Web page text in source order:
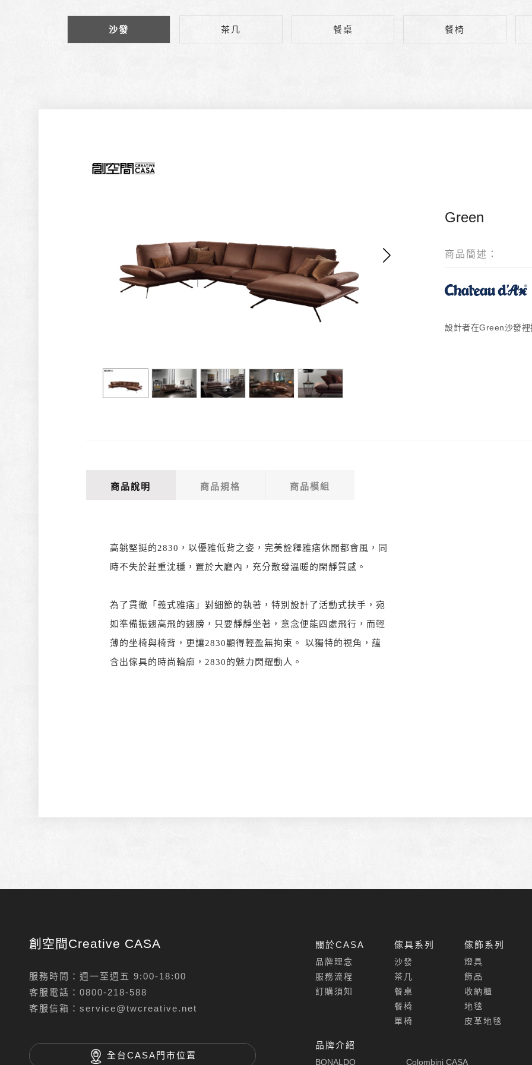
沙發 茶几 餐桌 餐椅
Green
商品簡述：
設計者在Green沙發
商品說明 商品規格 商品模組
高䠷堅挺的2830，以優雅低背之姿，完美詮釋雅痞休閒都會風，同
時不失於莊重沈穩，置於大廳內，充分散發溫暖的閑靜質感。
為了貫徹「義式雅痞」對細節的執著，特別設計了活動式扶手，宛
如準備振翅高飛的翅膀，只要靜靜坐著，意念便能四處飛行，而輕
薄的坐椅與椅背，更讓2830顯得輕盈無拘束。 以獨特的視角，蘊
含出傢具的時尚輪廓，2830的魅力閃耀動人。
創空間Creative CASA
服務時間：週一至週五 9:00-18:00
客服電話： 0800-218-588
客服信箱： service@twcreative.net
全台CASA門市位置
關於CASA
品牌理念
服務流程
訂購須知
傢具系列
沙發
茶几
餐桌
餐椅
單椅
傢飾系列
燈具
飾品
收納櫃
地毯
皮革地毯
品牌介紹
BONALDO Colombini CASA